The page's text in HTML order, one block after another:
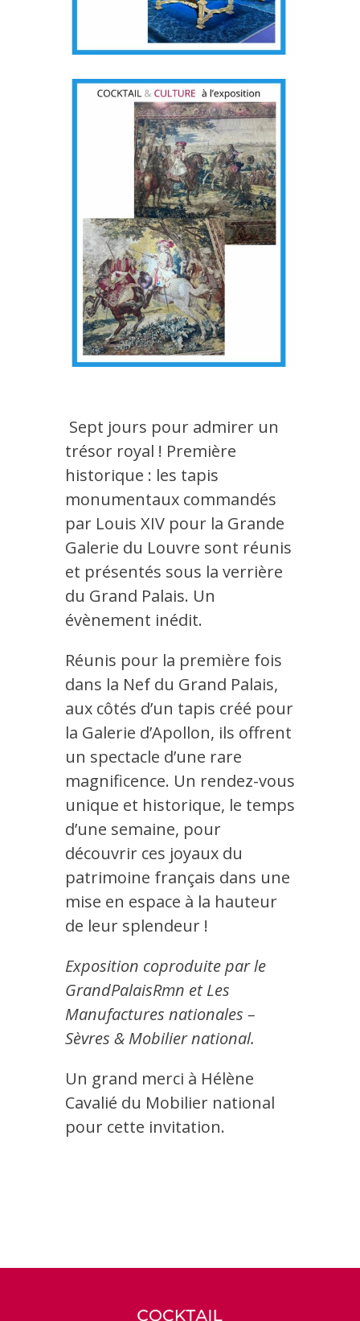
Sept jours pour admirer un
trésor royal ! Première
historique : les tapis
monumentaux commandés
par Louis XIV pour la Grande
Galerie du Louvre sont réunis
et présentés sous la verrière
du Grand Palais. Un
évènement inédit.
Réunis pour la première fois
dans la Nef du Grand Palais,
aux côtés d’un tapis créé pour
la Galerie d’Apollon, ils offrent
un spectacle d’une rare
magnificence. Un rendez-vous
unique et historique, le temps
d’une semaine, pour
découvrir ces joyaux du
patrimoine français dans une
mise en espace à la hauteur
de leur splendeur !
Exposition coproduite par le
GrandPalaisRmn et Les
Manufactures nationales –
Sèvres & Mobilier national.
Un grand merci à Hélène
Cavalié du Mobilier national
pour cette invitation.